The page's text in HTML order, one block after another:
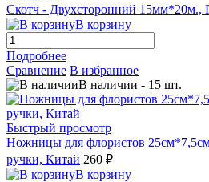
Скотч - Двухсторонний 15мм*20м.,
В корзину
Подробнее
Сравнение В избранное
В наличии - 15 шт.
Быстрый просмотр
Ножницы для флористов
ручки, Китай 260 ₽
В корзину